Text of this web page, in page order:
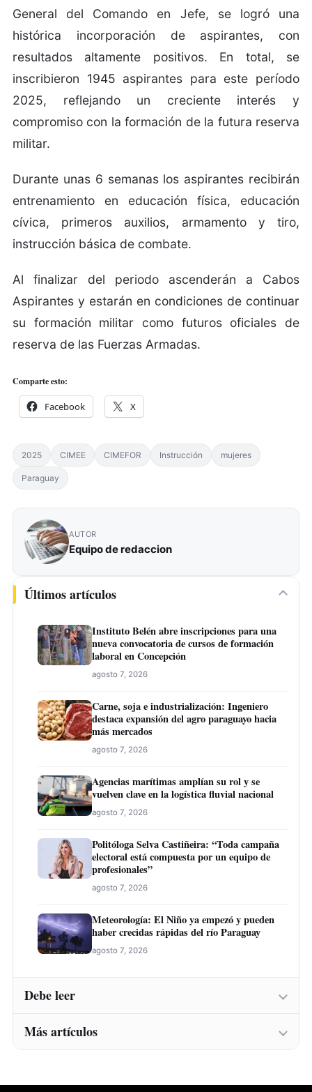
General del Comando en Jefe, se logró una
histórica incorporación de aspirantes, con
resultados altamente positivos. En total, se
inscribieron 1945 aspirantes para este período
2025, reflejando un creciente interés y
compromiso con la formación de la futura reserva
militar.
Durante unas 6 semanas los aspirantes recibirán
entrenamiento en educación física, educación
cívica, primeros auxilios, armamento y tiro,
instrucción básica de combate.
Al finalizar del periodo ascenderán a Cabos
Aspirantes y estarán en condiciones de continuar
su formación militar como futuros oficiales de
reserva de las Fuerzas Armadas.
Comparte esto:
Facebook X
2025 CIMEE CIMEFOR Instrucción mujeres
Paraguay
AUTOR
Equipo de redaccion
Últimos artículos
Instituto Belén abre inscripciones para una
nueva convocatoria de cursos de formación
laboral en Concepción
agosto 7, 2026
Carne, soja e industrialización: Ingeniero
destaca expansión del agro paraguayo hacia
más mercados
agosto 7, 2026
Agencias marítimas amplían su rol y se
vuelven clave en la logística fluvial nacional
agosto 7, 2026
Politóloga Selva Castiñeira: “Toda campaña
electoral está compuesta por un equipo de
profesionales”
agosto 7, 2026
Meteorología: El Niño ya empezó y pueden
haber crecidas rápidas del río Paraguay
agosto 7, 2026
Debe leer
Instituto Belén abre inscripciones para una
Más artículos